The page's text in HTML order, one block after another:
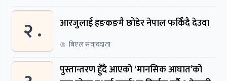
२ . आरजुलाई हङकङमै छोडेर नेपाल फर्किँदै देउवा
बिएल संवाददाता
पुस्तान्तरण हुँदै आएको ‘मानसिक आघात’को